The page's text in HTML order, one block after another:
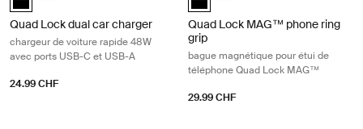
Quad Lock dual car charger
chargeur de voiture rapide 48W
avec ports USB-C et USB-A
24.99 CHF
Quad Lock MAG™ phone ring
grip
bague magnétique pour étui de
téléphone Quad Lock MAG™
29.99 CHF